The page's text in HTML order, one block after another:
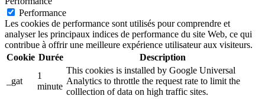
Performance
Les cookies de performance sont utilisés pour comprendre et
analyser les principaux indices de performance du site Web, ce qui
contribue à offrir une meilleure expérience utilisateur aux visiteurs.
Cookie Durée Description
_gat
1
minute
This cookies is installed by Google Universal
Analytics to throttle the request rate to limit the
colllection of data on high traffic sites.